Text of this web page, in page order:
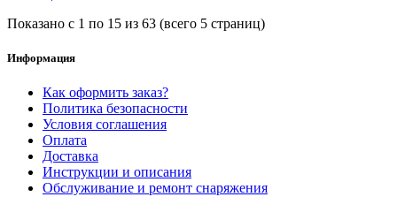
Показано с 1 по 15 из 63 (всего 5 страниц)
Информация
Как оформить заказ?
Политика безопасности
Условия соглашения
Оплата
Доставка
Инструкции и описания
Обслуживание и ремонт снаряжения